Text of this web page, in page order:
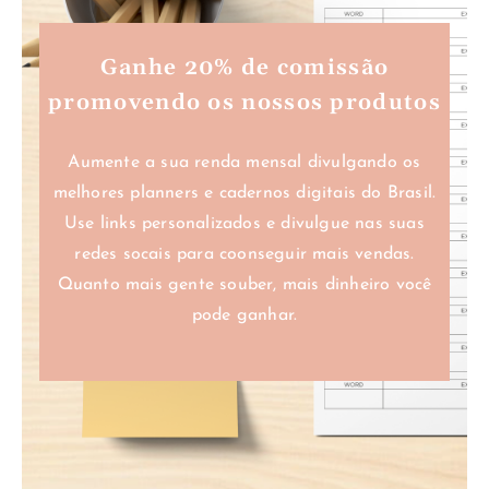
Ganhe 20% de comissão
promovendo os nossos produtos
Aumente a sua renda mensal divulgando os
melhores planners e cadernos digitais do Brasil.
Use links personalizados e divulgue nas suas
redes socais para coonseguir mais vendas.
Quanto mais gente souber, mais dinheiro você
pode ganhar.